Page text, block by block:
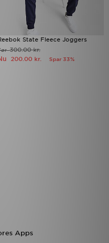
State Fleece Joggers
300.00 kr.
200.00 kr. Spar 33%
Apps